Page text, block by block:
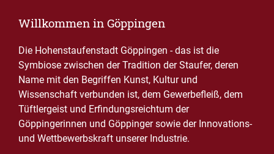
Willkommen in Göppingen
Die Hohenstaufenstadt Göppingen - das ist die
Symbiose zwischen der Tradition der Staufer, deren
Name mit den Begriffen Kunst, Kultur und
Wissenschaft verbunden ist, dem Gewerbefleiß, dem
Tüftlergeist und Erfindungsreichtum der
Göppingerinnen und Göppinger sowie der Innovations-
und Wettbewerbskraft unserer Industrie.